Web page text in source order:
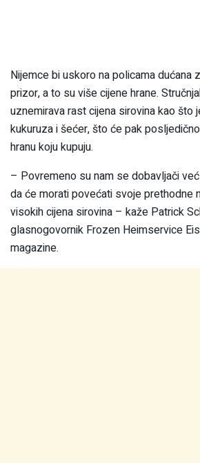
Nijemce bi uskoro na policama dućana
prizor, a to su više cijene hrane.
uznemirava rast cijena sirovina kao što
kukuruza i šećer, što će pak
hranu koju kupuju.
– Povremeno su nam se dobavljači već
da će morati povećati svoje prethodne
visokih cijena sirovina – kaže Patrick
glasnogovornik Frozen Heimservice
magazine.